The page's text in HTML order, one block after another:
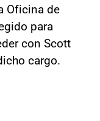
Oficina de
para
con Scott
cargo.